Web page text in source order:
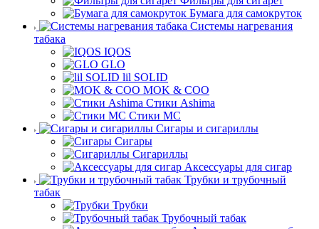
Бумага для самокруток
Системы нагревания
табака
IQOS
GLO
lil SOLID
MOK & COO
Стики Ashima
Стики MC
Сигары и сигариллы
Сигары
Сигариллы
Аксессуары для сигар
Трубки и трубочный
табак
Трубки
Трубочный табак